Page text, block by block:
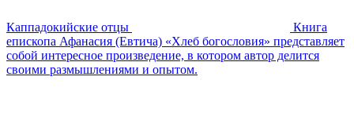
Каппадокийские отцы
Книга
епископа Афанасия (Евтича) «Хлеб богословия» представляет
собой интересное произведение, в котором автор делится
своими размышлениями и опытом.